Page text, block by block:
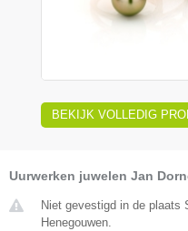
BEKIJK VOLLEDIG
Uurwerken juwelen Jan
Niet gevestigd in de plaats
Henegouwen.